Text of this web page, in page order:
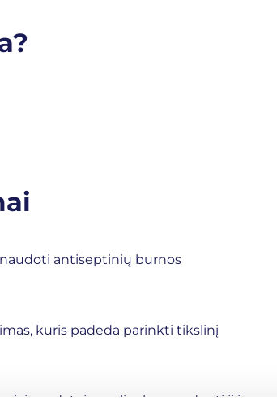
antiseptinių burnos
kuris padeda parinkti tikslinį
gydytojas gali rekomenduoti jį ir